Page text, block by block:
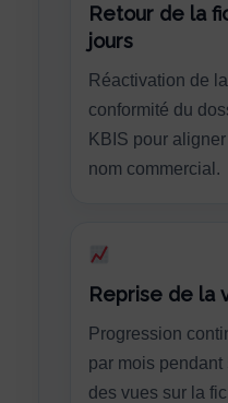
Retour de la
jours
Réactivation de
conformité du
KBIS pour
nom commercial.
Reprise de la
Progression
par mois
des vues sur la